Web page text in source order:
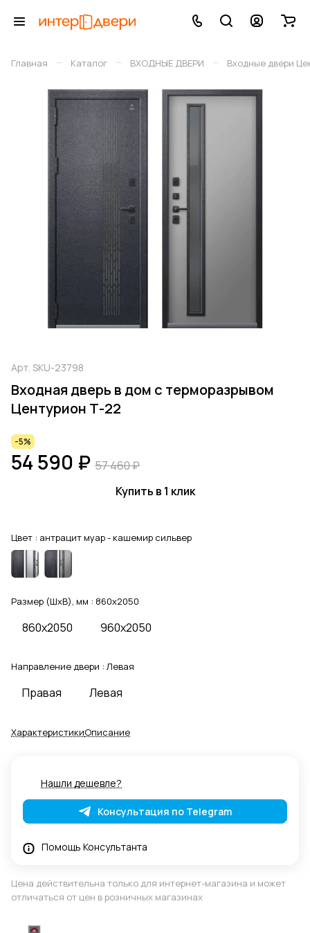
Главная – Каталог – ВХОДНЫЕ ДВЕРИ – Входные двери
Арт. SKU-23798
Входная дверь в дом с терморазрывом
Центурион Т-22
-5%
54 590 ₽ 57 460 ₽
Купить в 1 клик
Цвет : антрацит муар - кашемир сильвер
Размер (ШхВ), мм : 860x2050
860x2050 960x2050
Направление двери : Левая
Правая Левая
ХарактеристикиОписание
Нашли дешевле?
Консультация по Telegram
Помощь Консультанта
Цена действительна только для интернет-магазина и может
отличаться от цен в розничных магазинах